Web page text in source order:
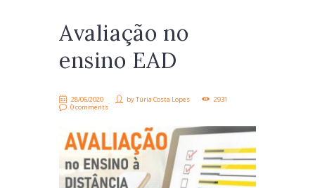
Avaliação no
ensino EAD
28/06/2020 byTúria Costa Lopes
2931
0 comments